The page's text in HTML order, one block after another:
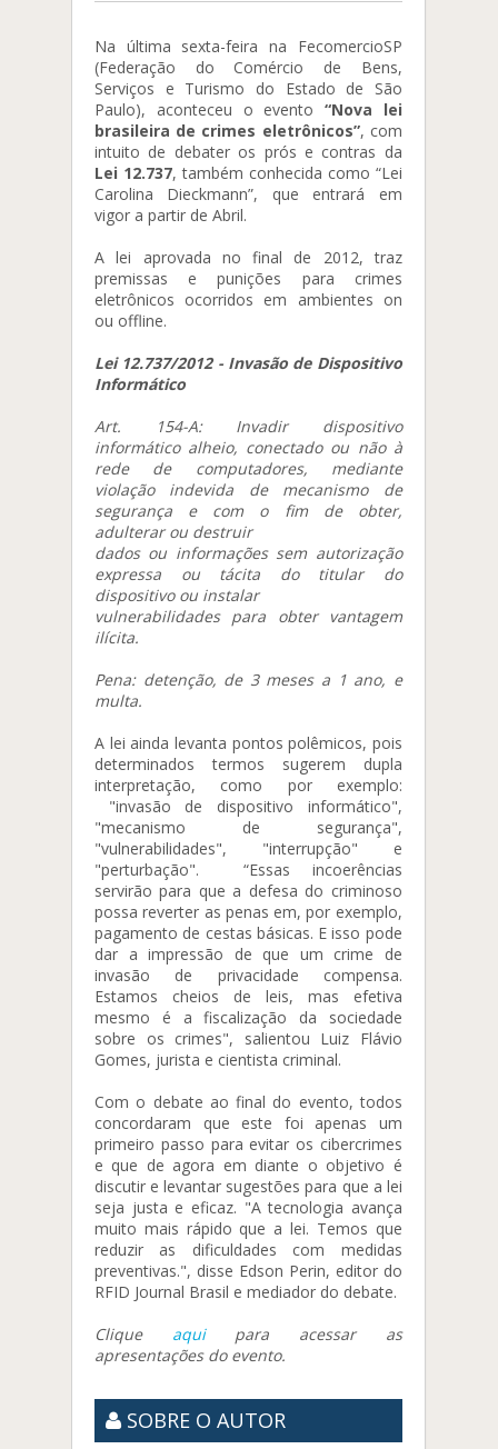
Na última sexta-feira na FecomercioSP
(Federação do Comércio de Bens,
Serviços e Turismo do Estado de São
Paulo), aconteceu o evento“Nova lei
brasileira de crimes eletrônicos”, com
intuito de debater os prós e contras da
Lei 12.737, também conhecida como “Lei
Carolina Dieckmann”, que entrará em
vigor a partir de Abril.
A lei aprovada no final de 2012, traz
premissas e punições para crimes
eletrônicos ocorridos em ambientes on
ou offline.
Lei 12.737/2012 - Invasão de Dispositivo
Informático
Art. 154-A: Invadir dispositivo
informático alheio, conectado ou não à
rede de computadores, mediante
violação indevida de mecanismo de
segurança e com o fim de obter,
adulterar ou destruir
dados ou informações sem autorização
expressa ou tácita do titular do
dispositivo ou instalar
vulnerabilidades para obter vantagem
ilícita.
Pena: detenção, de 3 meses a 1 ano, e
multa.
A lei ainda levanta pontos polêmicos, pois
determinados termos sugerem dupla
interpretação, como por exemplo:
"invasão de dispositivo informático",
"mecanismo de segurança",
"vulnerabilidades", "interrupção" e
"perturbação". “Essas incoerências
servirão para que a defesa do criminoso
possa reverter as penas em, por exemplo,
pagamento de cestas básicas. E isso pode
dar a impressão de que um crime de
invasão de privacidade compensa.
Estamos cheios de leis, mas efetiva
mesmo é a fiscalização da sociedade
sobre os crimes", salientou Luiz Flávio
Gomes, jurista e cientista criminal.
Com o debate ao final do evento, todos
concordaram que este foi apenas um
primeiro passo para evitar os cibercrimes
e que de agora em diante o objetivo é
discutir e levantar sugestões para que a lei
seja justa e eficaz. "A tecnologia avança
muito mais rápido que a lei. Temos que
reduzir as dificuldades com medidas
preventivas.", disse Edson Perin, editor do
RFID Journal Brasil e mediador do debate.
Clique aquipara acessar as
apresentações do evento.
SOBRE O AUTOR